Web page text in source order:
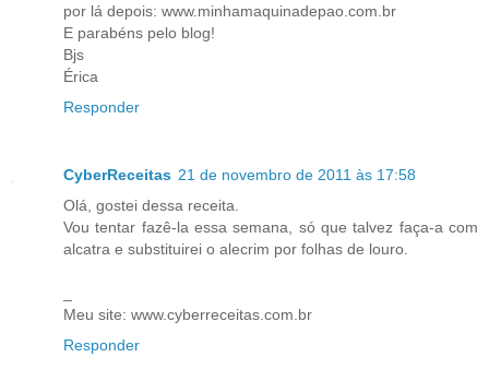
por lá depois: www.minhamaquinadepao.com.br
E parabéns pelo blog!
Bjs
Érica
Responder
CyberReceitas 21 de novembro de 2011 às 17:58
Olá, gostei dessa receita.
Vou tentar fazê-la essa semana, só que talvez faça-a com
alcatra e substituirei o alecrim por folhas de louro.
Meu site: www.cyberreceitas.com.br
Responder